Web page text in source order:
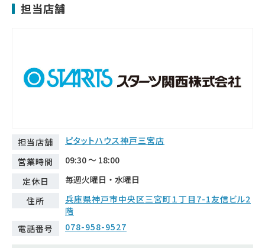
担当店舗
担当店舗
ピタットハウス神戸三宮店
営業時間
09:30 ～ 18:00
定休日
毎週火曜日・水曜日
住所
兵庫県神戸市中央区三宮町１丁目7-1友信ビル2
階
電話番号
078-958-9527